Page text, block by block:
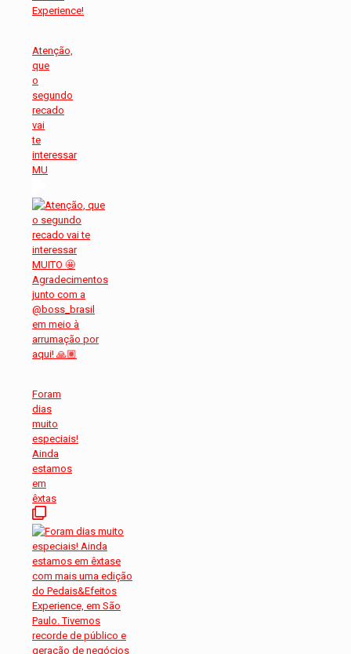
Atenção,
que
o
segundo
recado
vai
te
interessar
MU
Foram
dias
muito
especiais!
Ainda
estamos
em
êxtas